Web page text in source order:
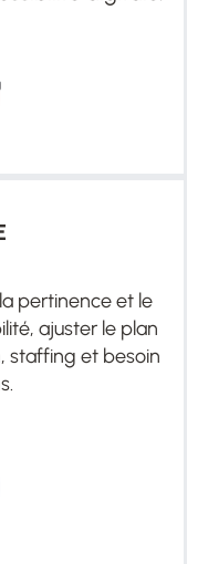
pertinence et le
ajuster le plan
staffing et besoin